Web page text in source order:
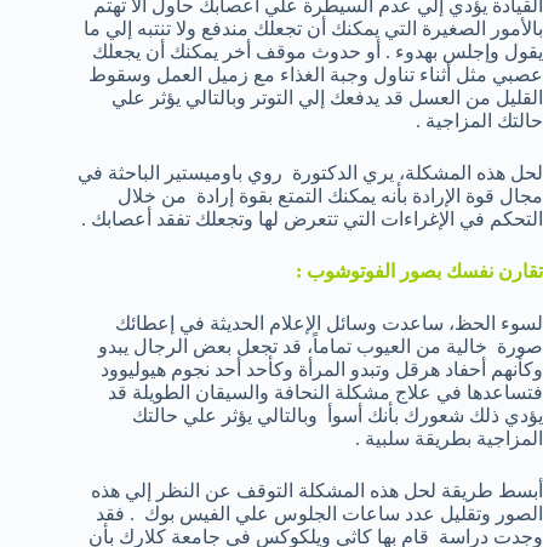
القيادة يؤدي إلي عدم السيطرة علي أعصابك حاول ألا تهتم
بالأمور الصغيرة التي يمكنك أن تجعلك مندفع ولا تنتبه إلي ما
يقول وإجلس بهدوء . أو حدوث موقف أخر يمكنك أن يجعلك
عصبي مثل أثناء تناول وجبة الغذاء مع زميل العمل وسقوط
القليل من العسل قد يدفعك إلي التوتر وبالتالي يؤثر علي
حالتك المزاجية .
لحل هذه المشكلة، يري الدكتورة روي باوميستير الباحثة في
مجال قوة الإرادة بأنه يمكنك التمتع بقوة إرادة من خلال
التحكم في الإغراءات التي تتعرض لها وتجعلك تفقد أعصابك .
تقارن نفسك بصور الفوتوشوب :
لسوء الحظ، ساعدت وسائل الإعلام الحديثة في إعطائك
صورة خالية من العيوب تماماً، قد تجعل بعض الرجال يبدو
وكأنهم أحفاد هرقل وتبدو المرأة وكأحد أحد نجوم هيوليوود
فتساعدها في علاج مشكلة النحافة والسيقان الطويلة قد
يؤدي ذلك شعورك بأنك أسوأ وبالتالي يؤثر علي حالتك
المزاجية بطريقة سلبية .
أبسط طريقة لحل هذه المشكلة التوقف عن النظر إلي هذه
الصور وتقليل عدد ساعات الجلوس علي الفيس بوك . فقد
وجدت دراسة قام بها كاثي ويلكوكس في جامعة كلارك بأن